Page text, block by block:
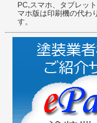
PC,スマホ、タブレッ
マホ版は印刷機の代わ
す。